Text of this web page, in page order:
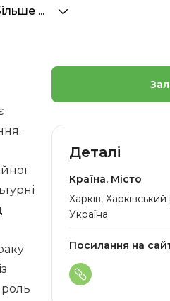
...
Деталі
Країна, Місто
Харків,
Україна
Посилання на